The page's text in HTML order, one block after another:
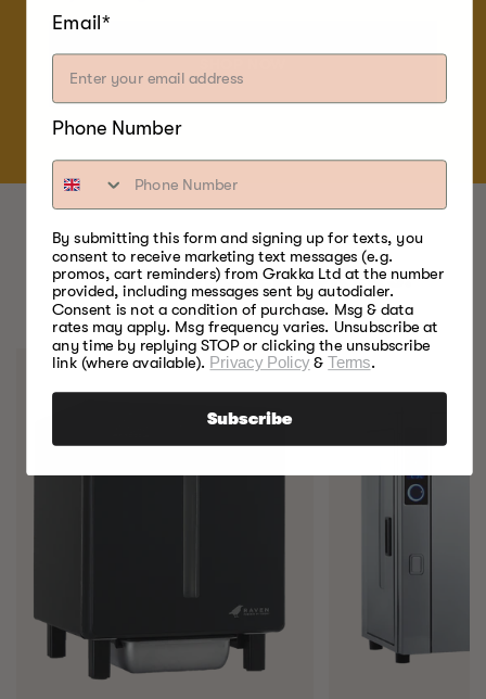
BESTE VOEDSELROKERS.
OOIT.
Email*
Phone Number
By submitting this form and signing up for texts, you
consent to receive marketing text messages (e.g.
promos, cart reminders) from Grakka Ltd at the number
provided, including messages sent by autodialer.
Consent is not a condition of purchase. Msg & data
rates may apply. Msg frequency varies. Unsubscribe at
any time by replying STOP or clicking the unsubscribe
link (where available). Privacy Policy&Terms.
Subscribe